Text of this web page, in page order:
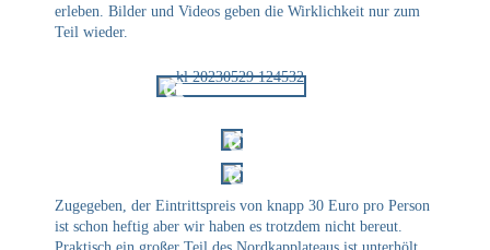
erleben. Bilder und Videos geben die Wirklichkeit nur zum
Teil wieder.
Zugegeben, der Eintrittspreis von knapp 30 Euro pro Person
ist schon heftig aber wir haben es trotzdem nicht bereut.